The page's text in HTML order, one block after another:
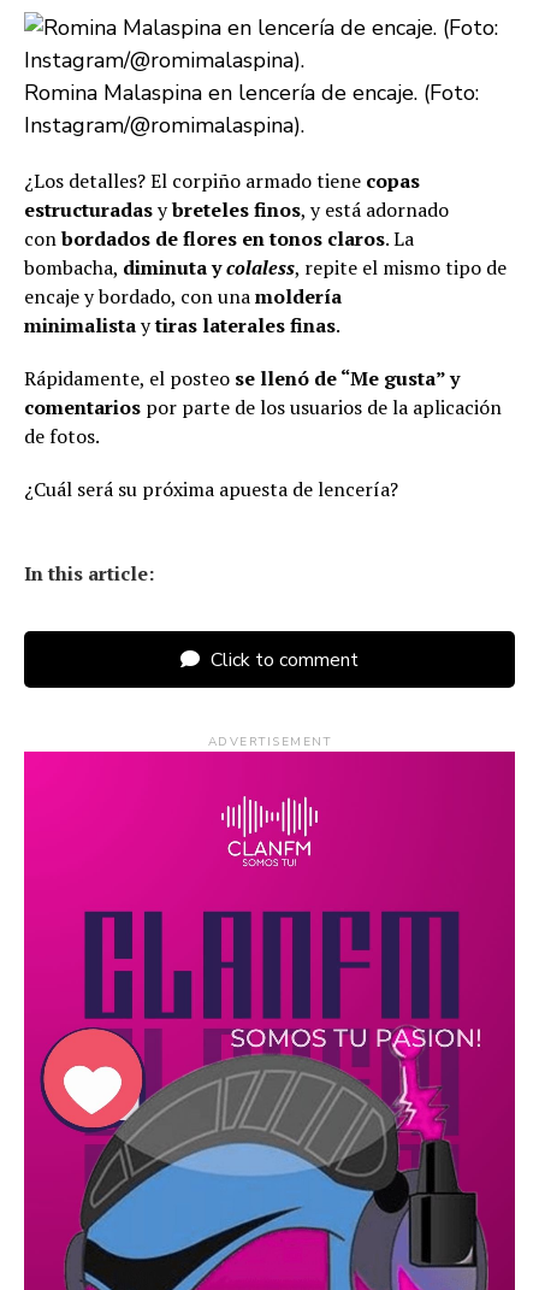
Romina Malaspina en lencería de encaje. (Foto:
Instagram/@romimalaspina).
¿Los detalles? El corpiño armado tiene copas
estructuradasybreteles finos, y está adornado
conbordados de flores en tonos claros. La
bombacha, diminuta ycolaless, repite el mismo tipo de
encaje y bordado, con unamoldería
minimalistaytiras laterales finas.
Rápidamente, el posteo se llenó de “Me gusta” y
comentarios por parte de los usuarios de la aplicación
de fotos.
¿Cuál será su próxima apuesta de lencería?
In this article:
Click to comment
ADVERTISEMENT